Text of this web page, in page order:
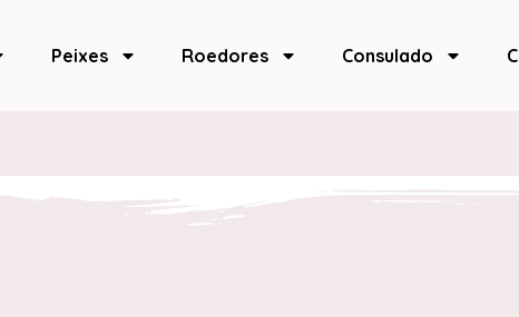
Peixes Roedores Consulado